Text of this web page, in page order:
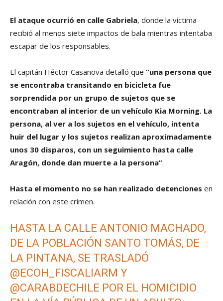
El ataque ocurrió en calle Gabriela, donde la víctima
recibió al menos siete impactos de bala mientras intentaba
escapar de los responsables.
El capitán Héctor Casanova detalló que “una persona que
se encontraba transitando en bicicleta fue
sorprendida por un grupo de sujetos que se
encontraban al interior de un vehículo Kia Morning. La
persona, al ver a los sujetos en el vehículo, intenta
huir del lugar y los sujetos realizan aproximadamente
unos 30 disparos, con un seguimiento hasta calle
Aragón, donde dan muerte a la persona”.
Hasta el momento no se han realizado detenciones en
relación con este crimen.
HASTA LA CALLE ANTONIO MACHADO,
DE LA POBLACIÓN SANTO TOMÁS, DE
LA PINTANA, SE TRASLADÓ
@ECOH_FISCALIARM Y
@CARABDECHILE POR EL HOMICIDIO